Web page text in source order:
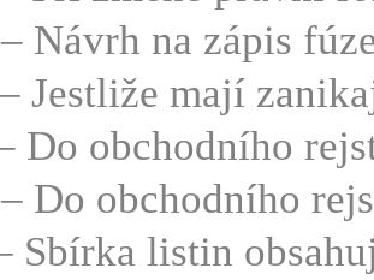
– Návrh na zápis
Jestliže mají
Do obchodního
– Do obchodního
Sbírka listin